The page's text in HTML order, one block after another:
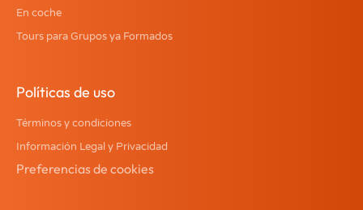
En coche
Tours para Grupos ya Formados
Políticas de uso
Términos y condiciones
Información Legal y Privacidad
Preferencias de cookies